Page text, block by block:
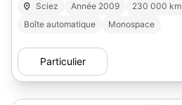
Sciez Année 2009 230 000 km
Boîte automatique
Monospace
Particulier